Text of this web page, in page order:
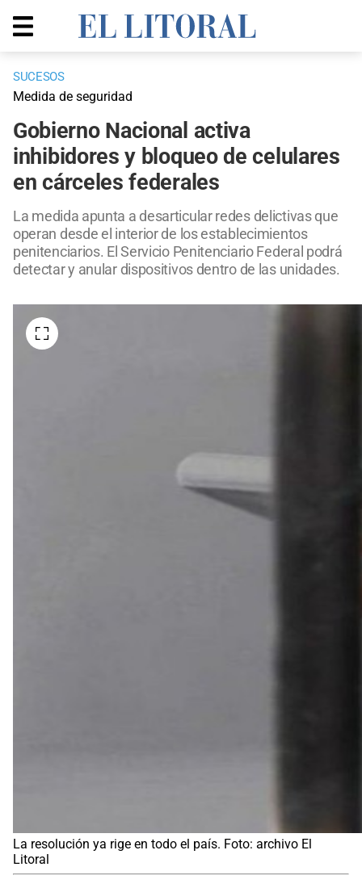
SUCESOS
Medida de seguridad
Gobierno Nacional activa
inhibidores y bloqueo de celulares
en cárceles federales
La medida apunta a desarticular redes delictivas que
operan desde el interior de los establecimientos
penitenciarios. El Servicio Penitenciario Federal podrá
detectar y anular dispositivos dentro de las unidades.
La resolución ya rige en todo el país. Foto: archivo El
Litoral